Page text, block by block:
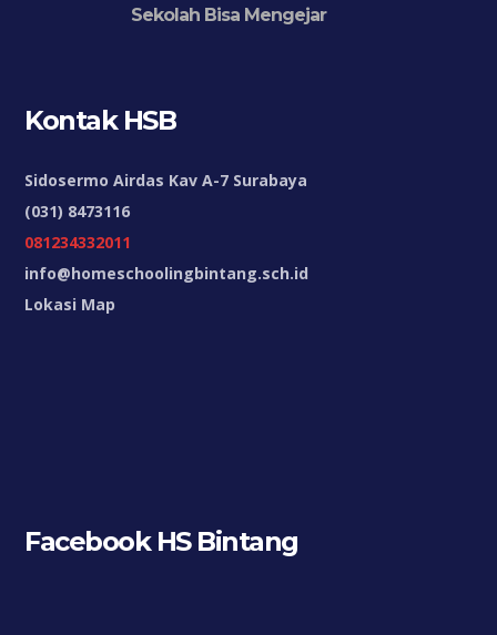
Sekolah Bisa Mengejar
Kontak HSB
Sidosermo Airdas Kav A-7 Surabaya
(031) 8473116
081234332011
info@homeschoolingbintang.sch.id
Lokasi Map
Facebook HS Bintang